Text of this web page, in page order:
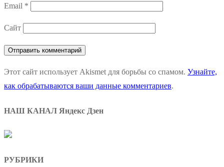
Email *
Сайт
Этот сайт использует Akismet для борьбы со спамом. Узнайте,
как обрабатываются ваши данные комментариев.
НАШ КАНАЛ Яндекс Дзен
РУБРИКИ